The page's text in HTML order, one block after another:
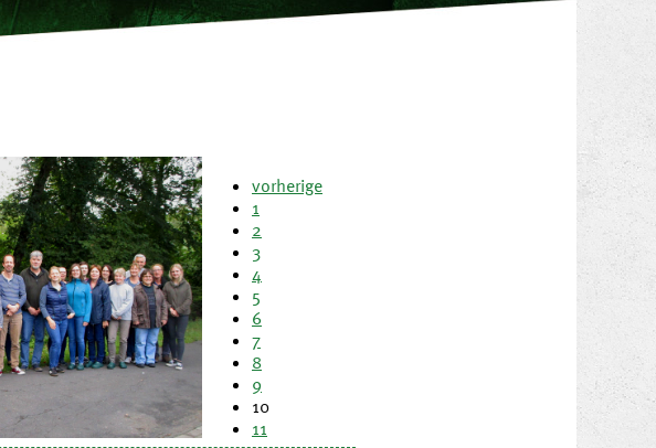
vorherige
1
2
3
4
5
6
7
8
9
10
11